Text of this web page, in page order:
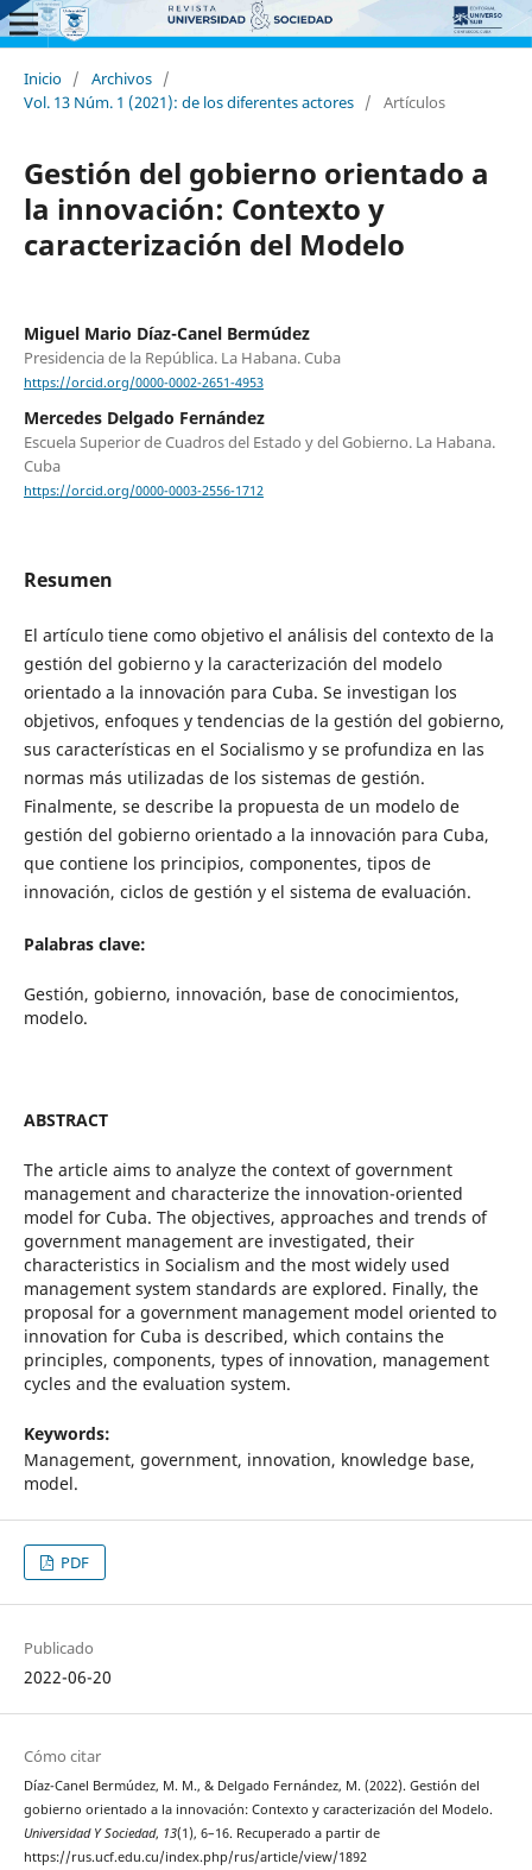
Inicio / Archivos /
Vol. 13 Núm. 1 (2021): de los diferentes actores / Artículos
Gestión del gobierno orientado a
la innovación: Contexto y
caracterización del Modelo
Miguel Mario Díaz-Canel Bermúdez
Presidencia de la República. La Habana. Cuba
https://orcid.org/0000-0002-2651-4953
Mercedes Delgado Fernández
Escuela Superior de Cuadros del Estado y del Gobierno. La Habana.
Cuba
https://orcid.org/0000-0003-2556-1712
Resumen
El artículo tiene como objetivo el análisis del contexto de la
gestión del gobierno y la caracterización del modelo
orientado a la innovación para Cuba. Se investigan los
objetivos, enfoques y tendencias de la gestión del gobierno,
sus características en el Socialismo y se profundiza en las
normas más utilizadas de los sistemas de gestión.
Finalmente, se describe la propuesta de un modelo de
gestión del gobierno orientado a la innovación para Cuba,
que contiene los principios, componentes, tipos de
innovación, ciclos de gestión y el sistema de evaluación.
Palabras clave:
Gestión, gobierno, innovación, base de conocimientos,
modelo.
ABSTRACT
The article aims to analyze the context of government
management and characterize the innovation-oriented
model for Cuba. The objectives, approaches and trends of
government management are investigated, their
characteristics in Socialism and the most widely used
management system standards are explored. Finally, the
proposal for a government management model oriented to
innovation for Cuba is described, which contains the
principles, components, types of innovation, management
cycles and the evaluation system.
Keywords:
Management, government, innovation, knowledge base,
model.
PDF
Publicado
2022-06-20
Cómo citar
Díaz-Canel Bermúdez, M. M., & Delgado Fernández, M. (2022). Gestión del
gobierno orientado a la innovación: Contexto y caracterización del Modelo.
Universidad Y Sociedad, 13(1), 6–16. Recuperado a partir de
https://rus.ucf.edu.cu/index.php/rus/article/view/1892